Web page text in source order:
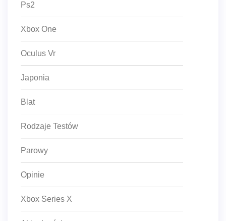
Ps2
Xbox One
Oculus Vr
Japonia
Blat
Rodzaje Testów
Parowy
Opinie
Xbox Series X